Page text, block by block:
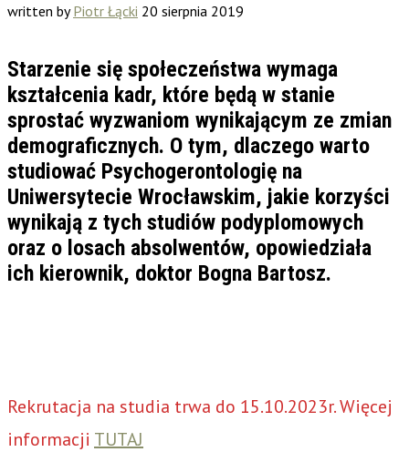
written byPiotr Łącki 20 sierpnia 2019
Starzenie się społeczeństwa wymaga
kształcenia kadr, które będą w stanie
sprostać wyzwaniom wynikającym ze zmian
demograficznych. O tym, dlaczego warto
studiować Psychogerontologię na
Uniwersytecie Wrocławskim, jakie korzyści
wynikają z tych studiów podyplomowych
oraz o losach absolwentów, opowiedziała
ich kierownik, doktor Bogna Bartosz.
Rekrutacja na studia trwa do 15.10.2023r. Więcej
informacji TUTAJ